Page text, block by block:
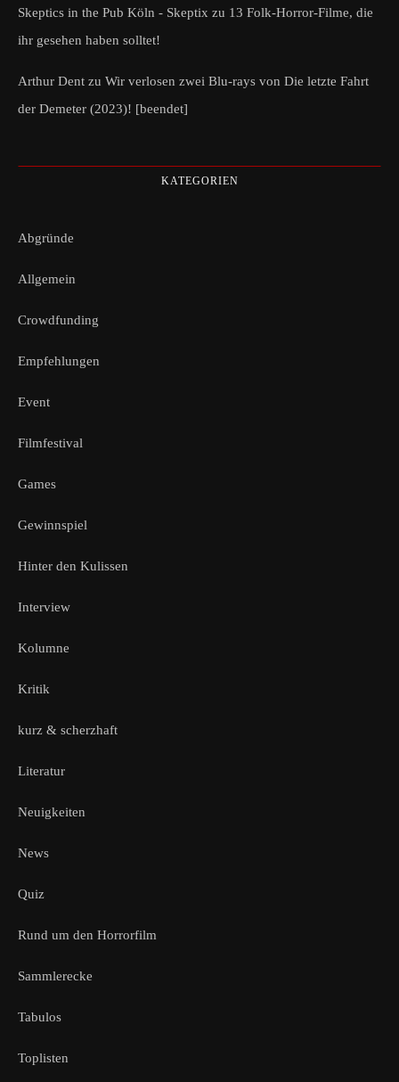
Skeptics in the Pub Köln - Skeptix zu 13 Folk-Horror-Filme, die
ihr gesehen haben solltet!
Arthur Dent zu Wir verlosen zwei Blu-rays von Die letzte Fahrt
der Demeter (2023)! [beendet]
KATEGORIEN
Abgründe
Allgemein
Crowdfunding
Empfehlungen
Event
Filmfestival
Games
Gewinnspiel
Hinter den Kulissen
Interview
Kolumne
Kritik
kurz & scherzhaft
Literatur
Neuigkeiten
News
Quiz
Rund um den Horrorfilm
Sammlerecke
Tabulos
Toplisten